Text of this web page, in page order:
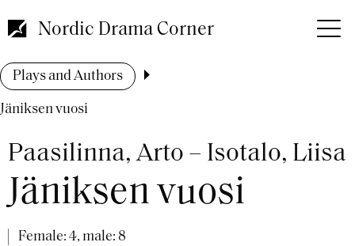
to
main
Nordic Drama Corner
Breadcrumb
Plays and Authors
Jäniksen vuosi
Paasilinna, Arto – Isotalo, Liisa
Jäniksen vuosi
Female: 4, male: 8